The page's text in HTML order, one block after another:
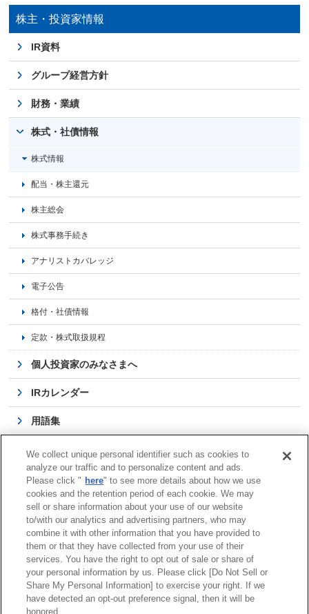
株主・投資家情報
IR資料
グループ経営方針
財務・業績
株式・社債情報
株式情報
配当・株主還元
株主総会
株式事務手続き
アナリストカバレッジ
電子公告
格付・社債情報
定款・株式取扱規程
個人投資家のみなさまへ
IRカレンダー
用語集
よくある質問
IRに関するお問い合わせ
IR活動 外部評価
サイトマップ 商標について
利用規程
リンクについて
個人情報保護方針
クッキーポリシー
We collect unique personal identifier such as cookies to
analyze our traffic and to personalize content and ads.
Please click " here" to see more details about how we use
cookies and the retention period of each cookie. We may
sell or share information about your use of our website
to/with our analytics and advertising partners, who may
combine it with other information that you have provided to
them or that they have collected from your use of their
services. You have the right to opt out of sale or share of
your personal information by us. Please click [Do Not Sell or
Share My Personal Information] to exercise your right. If we
have detected an opt-out preference signal, then it will be
honored.